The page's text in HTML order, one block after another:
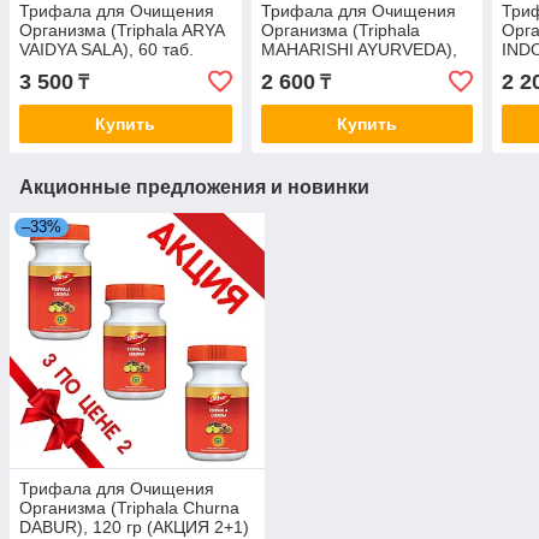
Трифала для Очищения
Организма (Triphala ARYA
VAIDYA SALA), 60 таб.
3 500 ₸
Купить
Трифала для Очищения
Организма (Triphala
MAHARISHI AYURVEDA),
2 600₸
Купить
2
Акционные предложения и новинки
–33%
Трифала для Очищения
Организма (Triphala Churna
DABUR), 120 гр (АКЦИЯ 2+1)